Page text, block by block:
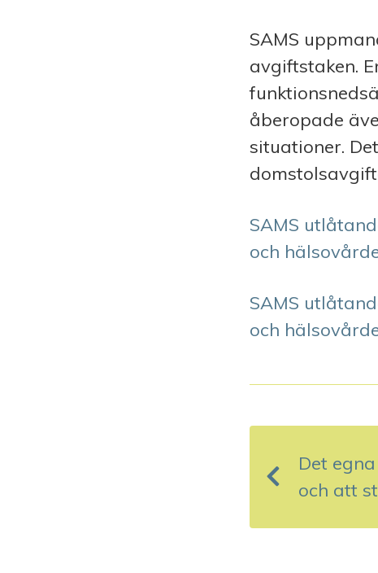
SAMS
avgiftstaken.
åberopade
situationer.
SAMS
och
SAMS
och
n
g
Det
och att